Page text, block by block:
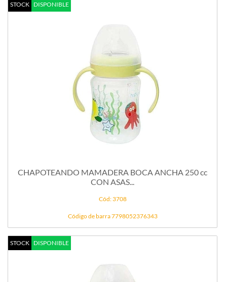
STOCK DISPONIBLE
CHAPOTEANDO MAMADERA BOCA ANCHA 250 cc
CON ASAS...
Cód: 3708
Código de barra 7798052376343
STOCK DISPONIBLE